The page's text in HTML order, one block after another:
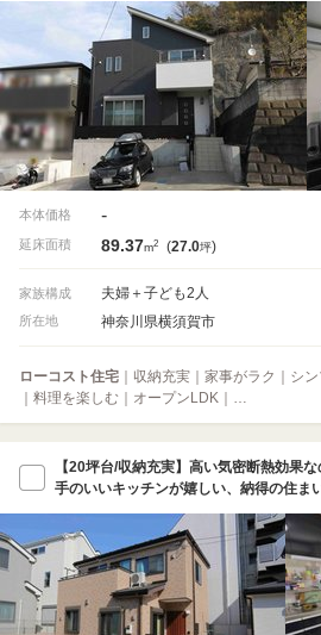
本体価格 -
延床面積 89.37m2 (27.0坪)
家族構成 夫婦＋子ども2人
所在地 神奈川県横須賀市
ローコスト住宅 ｜収納充実｜家事がラク｜シ
｜料理を楽しむ｜オープンLDK｜…
【20坪台/収納充実】高い気密断熱効果
手のいいキッチンが嬉しい、納得の住ま